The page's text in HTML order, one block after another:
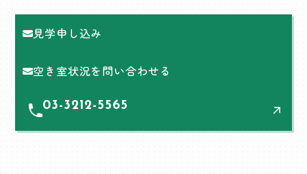
見学申し込み
空き室状況を問い合わせる
03-3212-5565